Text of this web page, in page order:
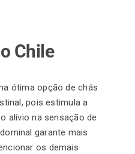
Chile
ótima opção de chás
pois estimula a
alívio na sensação de
garante mais
os demais